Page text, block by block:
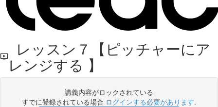
レッスン７【ピッチャーにア
レンジする 】
講義内容がロックされている
すでに登録されている場合 ログインする必要があります.